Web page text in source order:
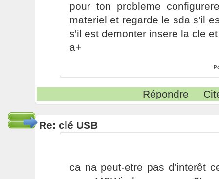
pour ton probleme
materiel et regarde le sda s'il
s'il est demonter insere la cle
a+
Répondre
Re: clé USB
ca na peut-etre pas d'interêt